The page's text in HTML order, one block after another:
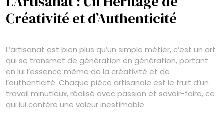
Créativité et d’Authenticité
L’artisanat est bien plus qu’un simple métier, c’est un art
qui se transmet de génération en génération, portant
en lui l’essence même de la créativité et de
l’authenticité. Chaque pièce artisanale est le fruit d’un
travail minutieux, réalisé avec passion et savoir-faire, ce
qui lui confère une valeur inestimable.